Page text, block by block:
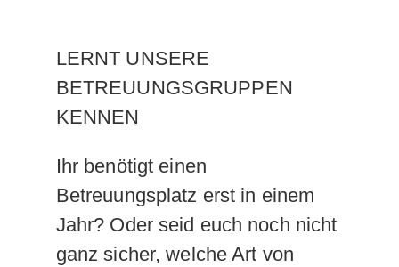
LERNT UNSERE
BETREUUNGSGRUPPEN
KENNEN
Ihr benötigt einen
Betreuungsplatz erst in einem
Jahr? Oder seid euch noch nicht
ganz sicher, welche Art von